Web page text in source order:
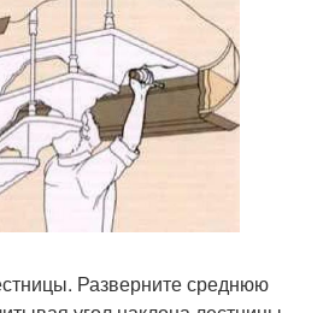
Разверните среднюю